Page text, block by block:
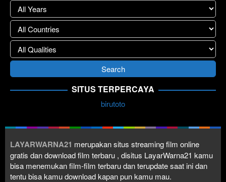
SITUS TERPERCAYA
birutoto
LAYARWARNA21 merupakan situs streaming film online
gratis dan download film terbaru , disitus LayarWarna21 kamu
bisa menemukan film-film terbaru dan terupdate saat ini dan
tentu bisa kamu download kapan pun kamu mau.